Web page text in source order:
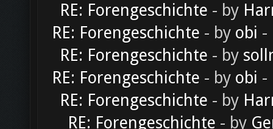
RE: Forengeschichte - by
RE: Forengeschichte - by obi -
RE: Forengeschichte - by
RE: Forengeschichte - by obi -
RE: Forengeschichte - by
RE: Forengeschichte - by